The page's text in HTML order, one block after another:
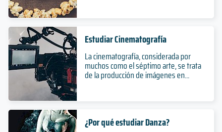
Estudiar Cinematografía
La cinematografía, considerada por
muchos como el séptimo arte, se trata
de la producción de imágenes en...
¿Por qué estudiar Danza?